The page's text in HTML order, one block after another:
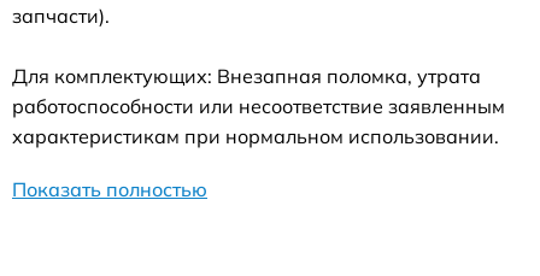
запчасти).
Для комплектующих: Внезапная поломка, утрата
работоспособности или несоответствие заявленным
характеристикам при нормальном использовании.
Показать полностью